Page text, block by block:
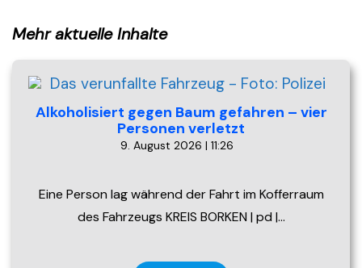
Mehr aktuelle Inhalte
Alkoholisiert gegen Baum gefahren – vier
Personen verletzt
9. August 2026 | 11:26
Eine Person lag während der Fahrt im Kofferraum
des Fahrzeugs KREIS BORKEN | pd |…